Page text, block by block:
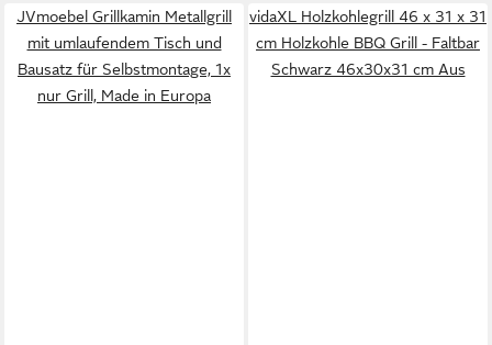
JVmoebel Grillkamin Metallgrill
mit umlaufendem Tisch und
Bausatz für Selbstmontage, 1x
nur Grill, Made in Europa
vidaXL Holzkohlegrill 46 x 31 x 31
cm Holzkohle BBQ Grill - Faltbar
Schwarz 46x30x31 cm Aus